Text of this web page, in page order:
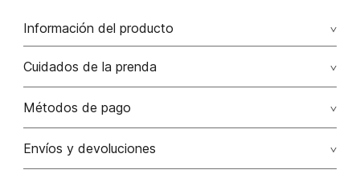
Información del producto
Camiseta repujado y hotfix
Composición: ALGODÓN 93% ELASTANO 7%
Cuidados de la prenda
Lavar por separado / lavar separadamente. no remojar -
No usar lejia
Métodos de pago
Tarjetas de crédito: Visa, Dinners, Master Card y American
Envíos y devoluciones